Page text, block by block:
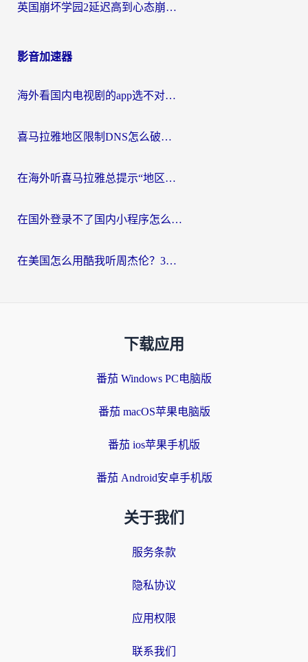
英国崩坏学园2延迟高到心态崩？海外党国服游戏加速终极指南
影音加速器
海外看国内电视剧的app选不对？这份回国加速器避坑指南帮你流畅追剧
喜马拉雅地区限制DNS怎么破？海外党听国内音乐听书的终极解决方案
在海外听喜马拉雅总提示“地区限制”？3步轻松解除+听国内音乐全攻略
在国外登录不了国内小程序怎么办？选对回国加速器，轻松解锁国内资源
在美国怎么用酷我听周杰伦？3步搞定海外听歌难题
下载应用
番茄 Windows PC电脑版
番茄 macOS苹果电脑版
番茄 ios苹果手机版
番茄 Android安卓手机版
关于我们
服务条款
隐私协议
应用权限
联系我们